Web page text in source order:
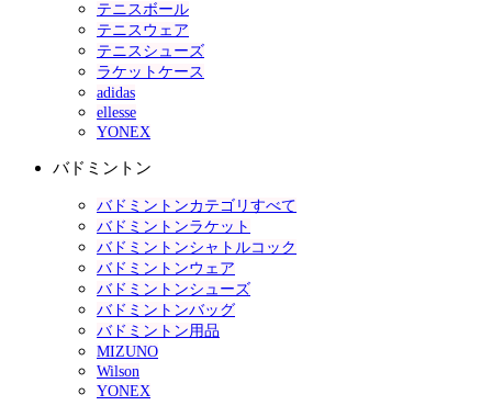
テニスボール
テニスウェア
テニスシューズ
ラケットケース
adidas
ellesse
YONEX
バドミントン
バドミントンカテゴリすべて
バドミントンラケット
バドミントンシャトルコック
バドミントンウェア
バドミントンシューズ
バドミントンバッグ
バドミントン用品
MIZUNO
Wilson
YONEX